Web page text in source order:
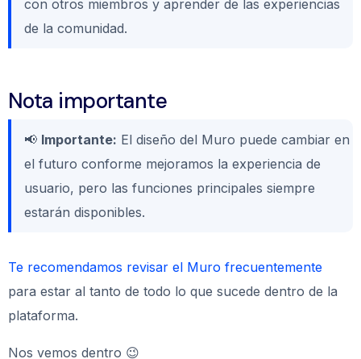
con otros miembros y aprender de las experiencias
de la comunidad.
Nota importante
📢 Importante: El diseño del Muro puede cambiar en
el futuro conforme mejoramos la experiencia de
usuario, pero las funciones principales siempre
estarán disponibles.
Te recomendamos revisar el Muro frecuentemente
para estar al tanto de todo lo que sucede dentro de la
plataforma.
Nos vemos dentro 😉